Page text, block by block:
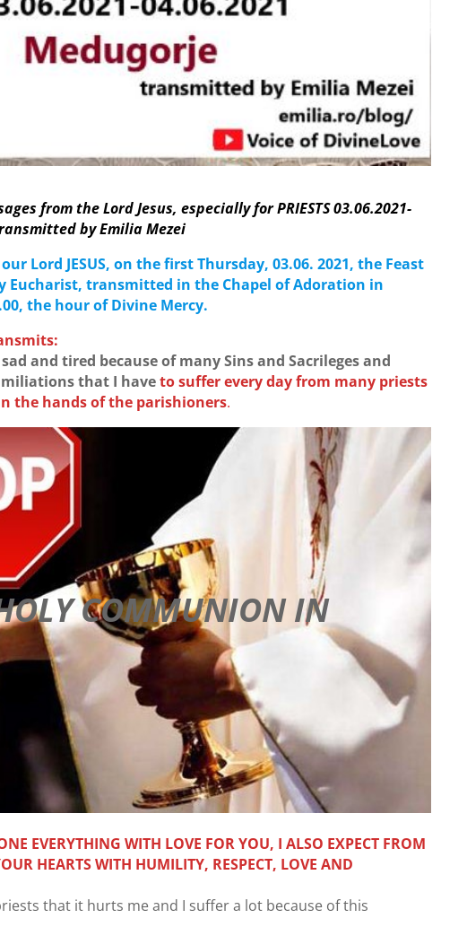
from the Lord Jesus, especially for PRIESTS 03.06.2021-
by Emilia Mezei
Lord JESUS, on the first Thursday, 03.06. 2021, the Feast
Eucharist, transmitted in the Chapel of Adoration in
the hour of Divine Mercy.
and tired because of many Sins and Sacrileges and
that I haveto suffer every day from many priests
the hands of the parishioners.
COMMUNION IN
EVERYTHING WITH LOVE FOR YOU, I ALSO EXPECT FROM
HEARTS WITH HUMILITY, RESPECT, LOVE AND
that it hurts me and I suffer a lot because of this